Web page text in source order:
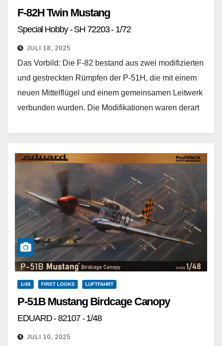
F-82H Twin Mustang
Special Hobby - SH 72203 - 1/72
JULI 18, 2025
Das Vorbild: Die F-82 bestand aus zwei modifizierten
und gestreckten Rümpfen der P-51H, die mit einem
neuen Mittelflügel und einem gemeinsamen Leitwerk
verbunden wurden. Die Modifikationen waren derart
1/48 FIRST LOOKS LUFTFAHRT
P-51B Mustang Birdcage Canopy
EDUARD - 82107 - 1/48
JULI 10, 2025